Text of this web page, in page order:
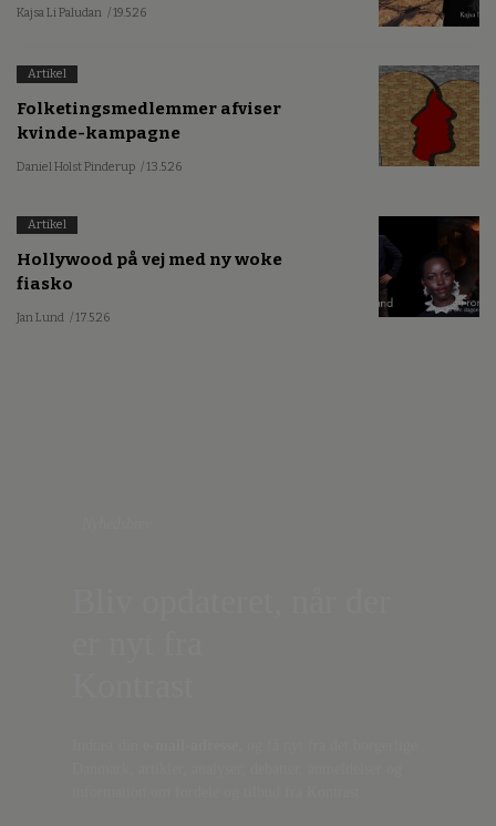
Kajsa Li Paludan / 19.5.26
Artikel
Folketingsmedlemmer afviser
kvinde-kampagne
Daniel Holst Pinderup / 13.5.26
Artikel
Hollywood på vej med ny woke
fiasko
Jan Lund / 17.5.26